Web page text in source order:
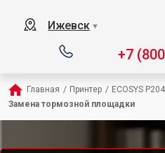
Ижевск ▼
+7
Главная / Принтер / ECOSYS
Замена тормозной площадки